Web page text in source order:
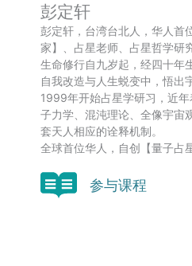
彭定轩
彭定轩，台湾台北人，华人首
家】、占星老师、占星哲学研
生命修行自九岁起，经四十年
自我改造与人生蜕变中，悟出
1999年开始占星学研习，近
子力学、混沌理论、全像宇宙
套天人相应的诠释机制。
全球首位华人，自创【量子占
参与课程